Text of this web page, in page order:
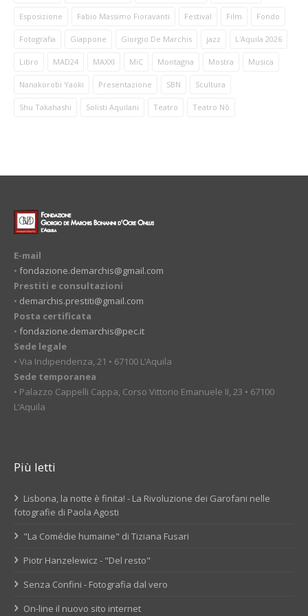
Esposizione Fabio Massimo Fioravanti Festival Film Fondo
Fotografia Giappone Giorgio De Marchis jazz L'Aquila 2026
Libro MAD24 MAXXI MiC Montagna Mostra Musica
Nanakorobi Yaoki Presentazione SBN Scultura
Shu Takahashi Solisti Aquilani Teatro Teatro Nō
E-mail
• fondazione.demarchis@gmail.com
Prestiti e consultazioni
• demarchis.prestiti@gmail.com
Posta certificata
• fondazione.demarchis@pec.it
Sede legale
• Via Indipendenza, 21 • 67100 L’Aquila
Sede temporanea
• Palazzo Cappelli Cappa, Corso Vittorio Emanuele II, 23 • 67100
L’Aquila
Più letti
Lisbona, la notte è finita! - La Rivoluzione dei Garofani nelle
fotografie di Paola Agosti
"La Comédie humaine" di Tiziana Fusari
Piotr Hanzelewicz - "Del resto"
Senza Confini - Fotografia dal vero
On-line il nuovo sito internet